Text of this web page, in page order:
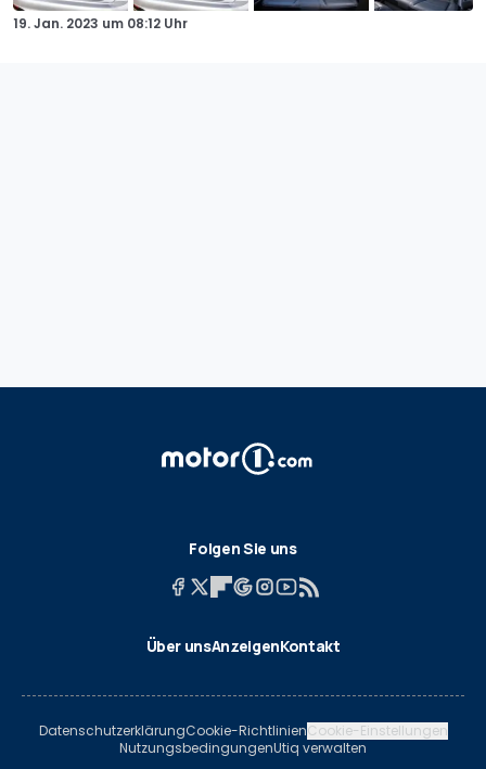
19. Jan. 2023 um 08:12 Uhr
Folgen Sie uns
Über unsAnzeigenKontakt
DatenschutzerklärungCookie-RichtlinienCookie-Einstellungen
NutzungsbedingungenUtiq verwalten